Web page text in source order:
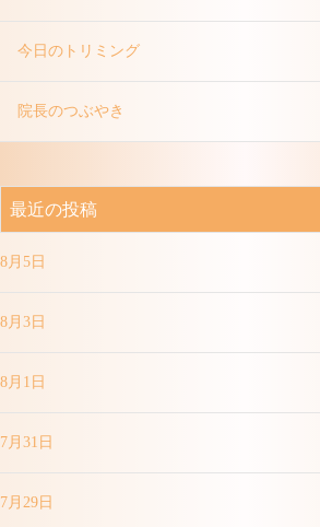
今日のトリミング
院長のつぶやき
最近の投稿
8月5日
8月3日
8月1日
7月31日
7月29日